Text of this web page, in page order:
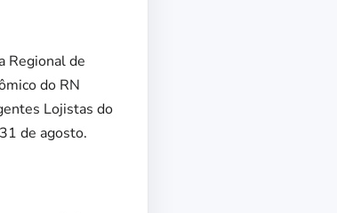
Regional de
do RN
Lojistas do
de agosto.